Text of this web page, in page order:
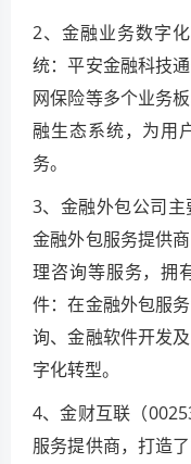
2、金融业务数字
统：平安金融科技
网保险等多个业务
融生态系统，为用
务。
3、金融外包公司
金融外包服务提供
理咨询等服务，拥
件：在金融外包服
询、金融软件开发
字化转型。
4、金财互联（
服务提供商，打造